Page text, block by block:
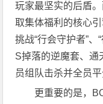
玩家最坚实的后盾
取集体福利的核心
挑战“行会守护者”
S掉落的逆魔套、通
员组队击杀并全员平
更重要的是，